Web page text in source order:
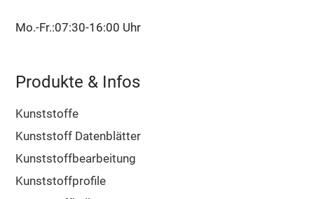
Mo.-Fr.:07:30-16:00 Uhr
Produkte & Infos
Kunststoffe
Kunststoff Datenblätter
Kunststoffbearbeitung
Kunststoffprofile